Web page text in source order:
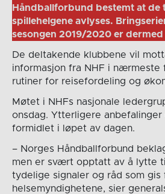
Håndballforbund bestemt at de
spillehelgene avlyses.
sesongen 2019/2020 er
De deltakende klubbene vil
informasjon fra NHF i nærmeste
rutiner for reisefordeling og
Møtet i NHFs nasjonale
onsdag. Ytterligere
formidlet i løpet av dagen.
– Norges Håndballforbund
men er svært opptatt av å lytte
tydelige signaler og råd som gis
helsemyndighetene, sier